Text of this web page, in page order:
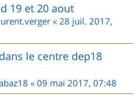
19 et 20 aout
« 28 juil. 2017,
le centre dep18
« 09 mai 2017, 07:48